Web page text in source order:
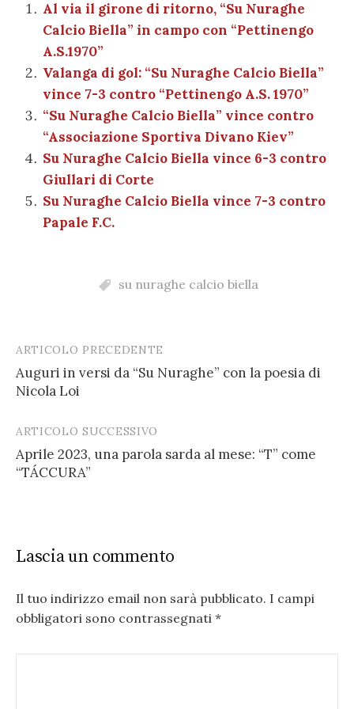
b
o
o
k
r t A
p
p
g
er
a
m
dI
n
l di
vi
di
Al via il girone di ritorno, “Su Nuraghe
Calcio Biella” in campo con “Pettinengo
A.S.1970”
Valanga di gol: “Su Nuraghe Calcio Biella”
vince 7-3 contro “Pettinengo A.S. 1970”
“Su Nuraghe Calcio Biella” vince contro
“Associazione Sportiva Divano Kiev”
Su Nuraghe Calcio Biella vince 6-3 contro
Giullari di Corte
Su Nuraghe Calcio Biella vince 7-3 contro
Papale F.C.
su nuraghe calcio biella
Post
navigation
ARTICOLO PRECEDENTE
Auguri in versi da “Su Nuraghe” con la poesia di
Nicola Loi
ARTICOLO SUCCESSIVO
Aprile 2023, una parola sarda al mese: “T” come
“TÁCCURA”
Lascia un commento
Il tuo indirizzo email non sarà pubblicato. I campi
obbligatori sono contrassegnati *